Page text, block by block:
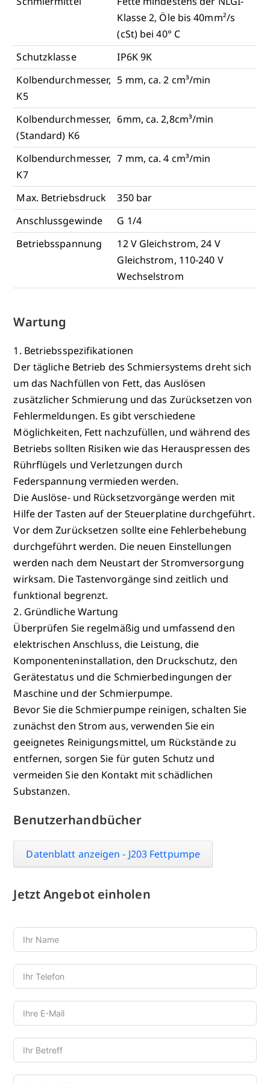
Klasse 2, Öle bis 40mm²/s
(cSt) bei 40° C
Schutzklasse
IP6K 9K
Kolbendurchmesser,
K5
5 mm, ca. 2 cm³/min
Kolbendurchmesser,
(Standard) K6
6mm, ca. 2,8cm³/min
Kolbendurchmesser,
K7
7 mm, ca. 4 cm³/min
Max. Betriebsdruck
350 bar
Anschlussgewinde
G 1/4
Betriebsspannung
12 V Gleichstrom, 24 V
Gleichstrom, 110-240 V
Wechselstrom
Wartung
1. Betriebsspezifikationen
Der tägliche Betrieb des Schmiersystems dreht sich
um das Nachfüllen von Fett, das Auslösen
zusätzlicher Schmierung und das Zurücksetzen von
Fehlermeldungen. Es gibt verschiedene
Möglichkeiten, Fett nachzufüllen, und während des
Betriebs sollten Risiken wie das Herauspressen des
Rührflügels und Verletzungen durch
Federspannung vermieden werden.
Die Auslöse- und Rücksetzvorgänge werden mit
Hilfe der Tasten auf der Steuerplatine durchgeführt.
Vor dem Zurücksetzen sollte eine Fehlerbehebung
durchgeführt werden. Die neuen Einstellungen
werden nach dem Neustart der Stromversorgung
wirksam. Die Tastenvorgänge sind zeitlich und
funktional begrenzt.
2. Gründliche Wartung
Überprüfen Sie regelmäßig und umfassend den
elektrischen Anschluss, die Leistung, die
Komponenteninstallation, den Druckschutz, den
Gerätestatus und die Schmierbedingungen der
Maschine und der Schmierpumpe.
Bevor Sie die Schmierpumpe reinigen, schalten Sie
zunächst den Strom aus, verwenden Sie ein
geeignetes Reinigungsmittel, um Rückstände zu
entfernen, sorgen Sie für guten Schutz und
vermeiden Sie den Kontakt mit schädlichen
Substanzen.
Benutzerhandbücher
Datenblatt anzeigen - J203 Fettpumpe
Jetzt Angebot einholen